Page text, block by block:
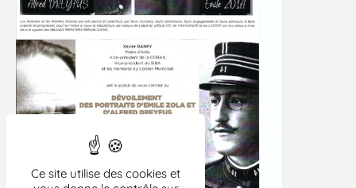
Ce site utilise des cookies et